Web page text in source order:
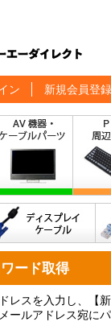
ン 新規会員登録
ード取得
レスを入力し、【
ールアドレス宛に